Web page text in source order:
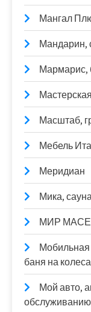
Мангал
Мандарин,
Мармарис,
Мастерская
Масштаб,
Мебель
Меридиан
Мика,
МИР
Мобильная
баня на
Мой авто,